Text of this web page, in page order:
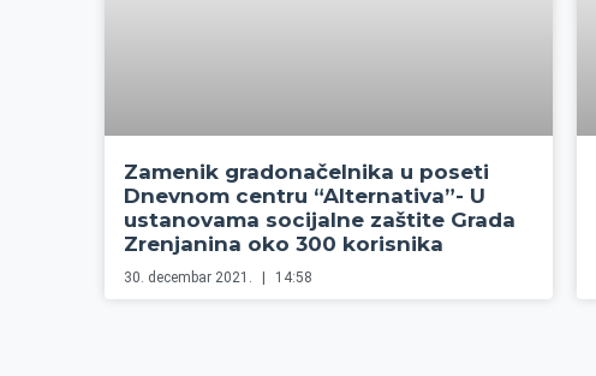
Zamenik gradonačelnika u poseti
Dnevnom centru “Alternativa”- U
ustanovama socijalne zaštite Grada
Zrenjanina oko 300 korisnika
30. decembar 2021. 14:58